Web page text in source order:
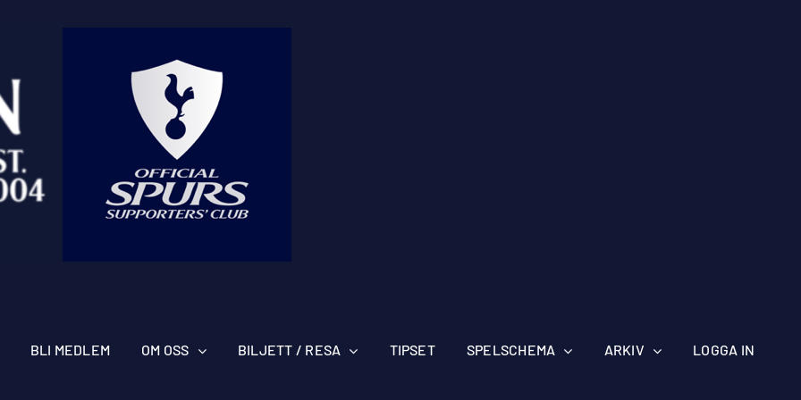
BLI MEDLEM OM OSS BILJETT / RESA TIPSET SPELSCHEMA ARKIV LOGGA IN